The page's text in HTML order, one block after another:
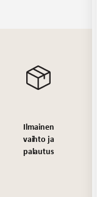
Ilmainen
vaihto ja
palautus